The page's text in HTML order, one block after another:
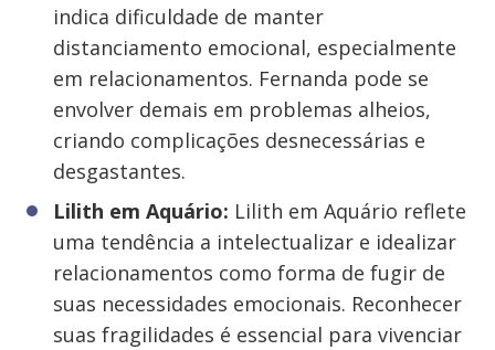
indica dificuldade de manter
distanciamento emocional, especialmente
em relacionamentos. Fernanda pode se
envolver demais em problemas alheios,
criando complicações desnecessárias e
desgastantes.
Lilith em Aquário: Lilith em Aquário reflete
uma tendência a intelectualizar e idealizar
relacionamentos como forma de fugir de
suas necessidades emocionais. Reconhecer
suas fragilidades é essencial para vivenciar